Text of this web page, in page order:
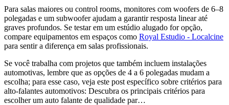
Para salas maiores ou control rooms, monitores com woofers de 6–8
polegadas e um subwoofer ajudam a garantir resposta linear até
graves profundos. Se testar em um estúdio alugado for opção,
compare equipamentos em espaços como Royal Estudio - Localcine
para sentir a diferença em salas profissionais.
Se você trabalha com projetos que também incluem instalações
automotivas, lembre que as opções de 4 a 6 polegadas mudam a
escolha; para esse caso, veja este post específico sobre critérios para
alto-falantes automotivos: Descubra os principais critérios para
escolher um auto falante de qualidade par…